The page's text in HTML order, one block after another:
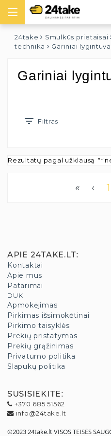
24take Smulkūs prietaisai
technika
Gariniai
Gariniai
Filtras
Rezultatų pagal užklausą ""
« ‹ 1
APIE 24TAKE.LT:
Kontaktai
Apie mus
Patarimai
DUK
Apmokėjimas
Pirkimas išsimokėtinai
Pirkimo taisyklės
Prekių pristatymas
Prekių grąžinimas
Privatumo politika
Slapukų politika
SUSISIEKITE:
+370 685 51562
info@24take.lt
©2023 24take.lt VISOS TEISĖS